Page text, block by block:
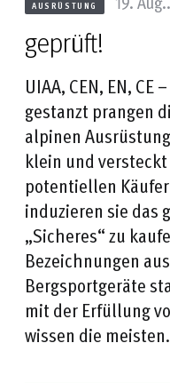
geprüft!
AUSRÜSTUNG
UIAA, CEN, EN,
gestanzt prangen
alpinen
klein und
potentiellen
induzieren sie das
„Sicheres“ zu
Bezeichnungen
Bergsportgeräte
mit der Erfüllung
wissen die